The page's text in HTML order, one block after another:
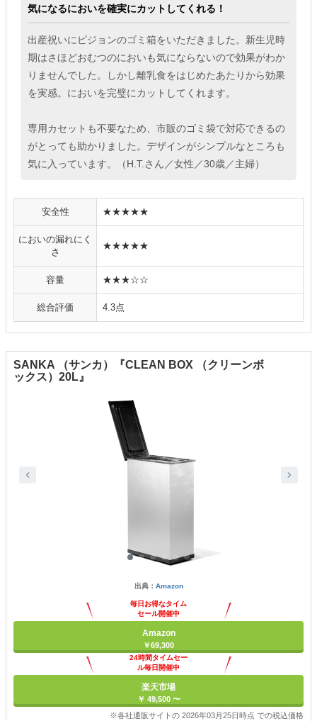
気になるにおいを確実にカットしてくれる！
出産祝いにピジョンのゴミ箱をいただきました。新生児時
期はさほどおむつのにおいも気にならないので効果がわか
りませんでした。しかし離乳食をはじめたあたりから効果
を実感。においを完璧にカットしてくれます。
専用カセットも不要なため、市販のゴミ袋で対応できるの
がとっても助かりました。デザインがシンプルなところも
気に入っています。（H.T.さん／女性／30歳／主婦）
安全性 ★★★★★
においの漏れにく
さ
★★★★★
容量 ★★★☆☆
総合評価 4.3点
SANKA （サンカ）『CLEAN BOX （クリーンボ
ックス）20L』
出典： Amazon
毎日お得なタイム
セール開催中
Amazon
￥69,300
24時間タイムセー
ル毎日開催中
楽天市場
￥ 49,500 〜
※各社通販サイトの 2026年03月25日時点 での税込価格